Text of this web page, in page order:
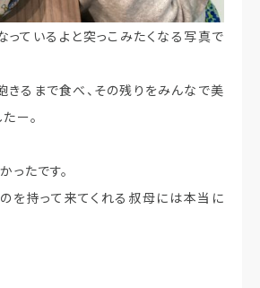
っているよと突っこみたくなる写真で
きるまで食べ、その残りをみんなで美
ー。
ったです。
を持って来てくれる叔母には本当に